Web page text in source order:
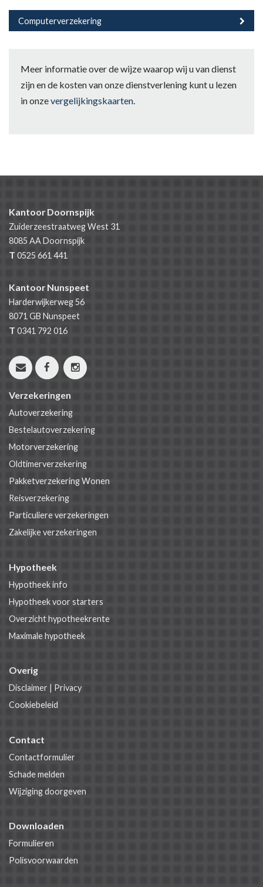
Computerverzekering
Meer informatie over de wijze waarop wij u van dienst
zijn en de kosten van onze dienstverlening kunt u lezen
in onzevergelijkingskaarten.
Kantoor Doornspijk
Zuiderzeestraatweg West 31
8085 AADoornspijk
T 0525 661 441
Kantoor Nunspeet
Harderwijkerweg 56
8071 GB Nunspeet
T 0341 792 016
Verzekeringen
Autoverzekering
Bestelautoverzekering
Motorverzekering
Oldtimerverzekering
Pakketverzekering Wonen
Reisverzekering
Particuliere verzekeringen
Zakelijke verzekeringen
Hypotheek
Hypotheek info
Hypotheek voor starters
Overzicht hypotheekrente
Maximale hypotheek
Overig
Disclaimer | Privacy
Cookiebeleid
Contact
Contactformulier
Schade melden
Wijziging doorgeven
Downloaden
Formulieren
Polisvoorwaarden